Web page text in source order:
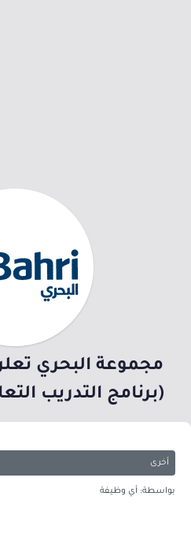
مجموعة البحري
(برنامج التدريب
أخرى
بواسطة: أي وظيفة